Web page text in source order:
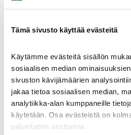
Tämä sivusto käyttää evästeitä
Käytämme evästeitä sisällön
sosiaalisen median
sivuston kävijämäärien
jakaa tietoa sosiaalisen median,
analytiikka-alan kumppaneille
käytetään. Osa evästeistä on
palveluiden asettamia.
Hae
Hakusana
hakutulokset kirjoittamalla vähintään